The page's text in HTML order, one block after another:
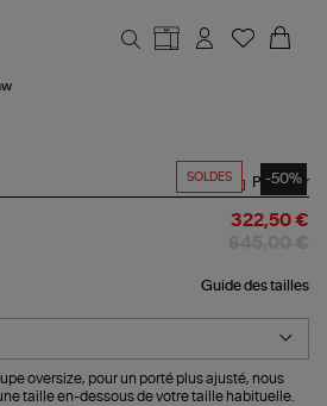
SOLDES -50%
Partager
322,50 €
Guide des tailles
oversize, pour un porté plus ajusté, nous
taille en-dessous de votre taille habituelle.